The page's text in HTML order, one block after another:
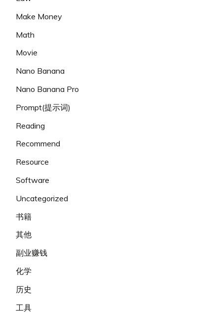
Make Money
Math
Movie
Nano Banana
Nano Banana Pro
Prompt(提示词)
Reading
Recommend
Resource
Software
Uncategorized
书籍
其他
副业赚钱
化学
历史
工具